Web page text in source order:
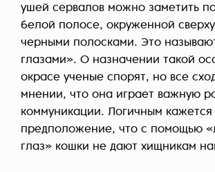
ушей сервалов можно заметить
белой полосе, окруженной
черными полосками. Это
глазами». О назначении такой
окрасе ученые спорят, но все
мнении, что она играет важную
коммуникации. Логичным кажется
предположение, что с помощью
глаз» кошки не дают хищникам